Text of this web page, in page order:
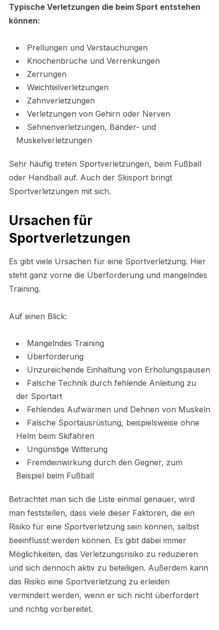
Typische Verletzungen die beim Sport entstehen
können:
Prellungen und Verstauchungen
Knochenbrüche und Verrenkungen
Zerrungen
Weichteilverletzungen
Zahnverletzungen
Verletzungen von Gehirn oder Nerven
Sehnenverletzungen, Bänder- und
Muskelverletzungen
Sehr häufig treten Sportverletzungen, beim Fußball
oder Handball auf. Auch der Skisport bringt
Sportverletzungen mit sich.
Ursachen für
Sportverletzungen
Es gibt viele Ursachen für eine Sportverletzung. Hier
steht ganz vorne die Überforderung und mangelndes
Training.
Auf einen Blick:
Mangelndes Training
Überforderung
Unzureichende Einhaltung von Erholungspausen
Falsche Technik durch fehlende Anleitung zu
der Sportart
Fehlendes Aufwärmen und Dehnen von Muskeln
Falsche Sportausrüstung, beispielsweise ohne
Helm beim Skifahren
Ungünstige Witterung
Fremdeinwirkung durch den Gegner, zum
Beispiel beim Fußball
Betrachtet man sich die Liste einmal genauer, wird
man feststellen, dass viele dieser Faktoren, die ein
Risiko für eine Sportverletzung sein können, selbst
beeinflusst werden können. Es gibt dabei immer
Möglichkeiten, das Verletzungsrisiko zu reduzieren
und sich dennoch aktiv zu beteiligen. Außerdem kann
das Risiko eine Sportverletzung zu erleiden
vermindert werden, wenn er sich nicht überfordert
und richtig vorbereitet.